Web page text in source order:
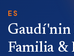
ES
Gaudí'nin
Familia &